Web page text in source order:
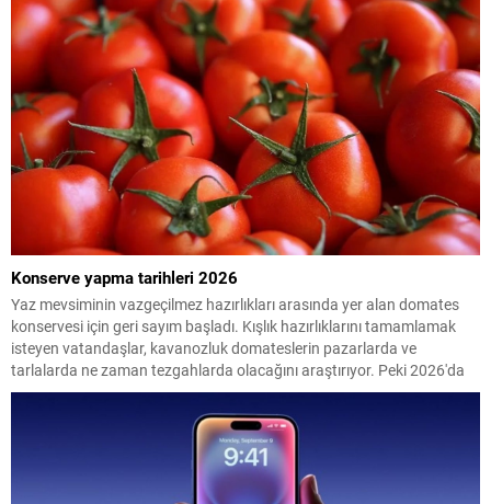
Konserve yapma tarihleri 2026
Yaz mevsiminin vazgeçilmez hazırlıkları arasında yer alan domates
konservesi için geri sayım başladı. Kışlık hazırlıklarını tamamlamak
isteyen vatandaşlar, kavanozluk domateslerin pazarlarda ve
tarlalarda ne zaman tezgahlarda olacağını araştırıyor. Peki 2026'da
konserve yapılacak domates ne zaman çıkacak? İşte en uygun